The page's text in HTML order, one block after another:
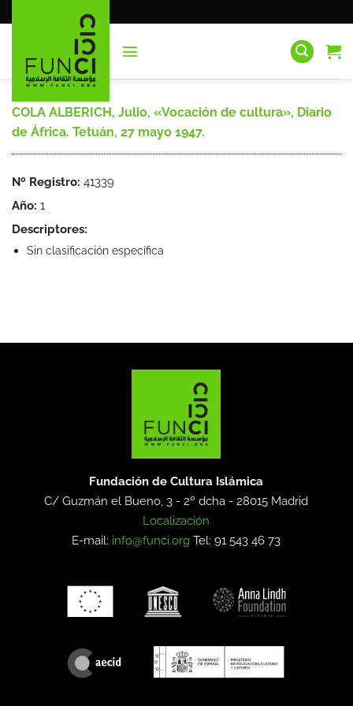
al
COLA ALBERICH, Julio, «Vocación de cultura», Diario
de África. Tetuán, 27 mayo 1947.
Nº Registro: 41339
Año: 1
Descriptores:
Sin clasificación específica
Fundación de Cultura Islámica
C/ Guzmán el Bueno, 3 - 2º dcha -28015 Madrid
Localización
E-mail: info@funci.org Tel: 91 543 46 73